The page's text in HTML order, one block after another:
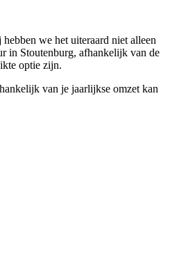
we het uiteraard niet alleen
in Stoutenburg, afhankelijk van de
optie zijn.
van je jaarlijkse omzet kan